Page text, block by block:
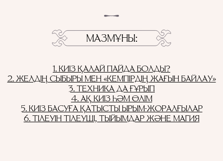
МАЗМҰНЫ
1. КИІЗ ҚАЛАЙ ПАЙДА БОЛДЫ?
2. ЖЕЛДІҢ СЫБЫРЫ МЕН «КЕМПІРДІҢ ЖАҒЫН БАЙЛАУ»
3. TЕХНИКА ДА ҒҰРЫП
4. АҚ КИІЗ ҺӘМ ӨЛІМ
5. КИІЗ БАСУҒА ҚАТЫСТЫ ЫРЫМ-ЖОРАЛҒЫЛАР
6. ТІЛЕУІН ТІЛЕУШІ, ТЫЙЫМДАР ЖӘНЕ МАГИЯ